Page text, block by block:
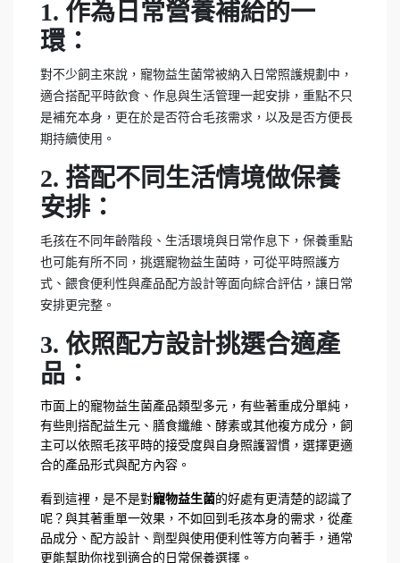
1. 作為日常營養補給的一
環：
對不少飼主來說，寵物益生菌常被納入日常照護規劃中，
適合搭配平時飲食、作息與生活管理一起安排，重點不只
是補充本身，更在於是否符合毛孩需求，以及是否方便長
期持續使用。
2. 搭配不同生活情境做保養
安排：
毛孩在不同年齡階段、生活環境與日常作息下，保養重點
也可能有所不同，挑選寵物益生菌時，可從平時照護方
式、餵食便利性與產品配方設計等面向綜合評估，讓日常
安排更完整。
3. 依照配方設計挑選合適產
品：
市面上的寵物益生菌產品類型多元，有些著重成分單純，
有些則搭配益生元、膳食纖維、酵素或其他複方成分，飼
主可以依照毛孩平時的接受度與自身照護習慣，選擇更適
合的產品形式與配方內容。
看到這裡，是不是對寵物益生菌的好處有更清楚的認識了
呢？與其著重單一效果，不如回到毛孩本身的需求，從產
品成分、配方設計、劑型與使用便利性等方向著手，通常
更能幫助你找到適合的日常保養選擇。